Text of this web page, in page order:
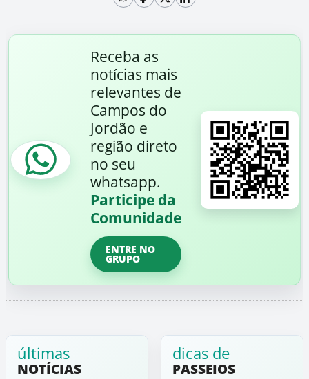
Receba as
notícias mais
relevantes de
Campos do
Jordão e
região direto
no seu
whatsapp.
Participe da
Comunidade
ENTRE NO
GRUPO
últimas
NOTÍCIAS
dicas de
PASSEIOS